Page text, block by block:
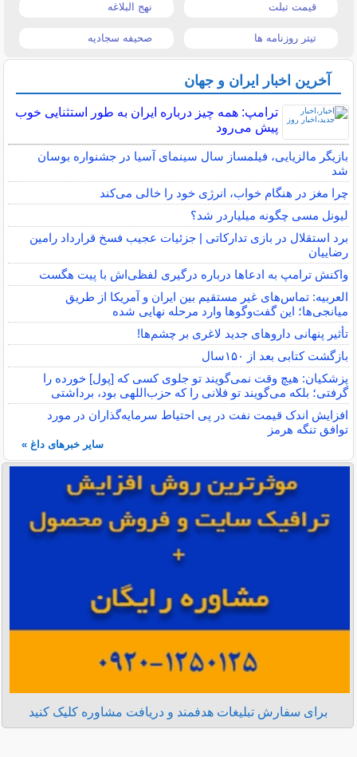
قیمت تبلت نهج البلاغه
تیتر روزنامه ها صحیفه سجادیه
آخرین اخبار ایران و جهان
ترامپ: همه چیز درباره ایران به طور استثنایی خوب
پیش می‌رود
بازیگر مالزیایی، فیلمساز سال سینمای آسیا در جشنواره بوسان
شد
چرا مغز در هنگام خواب، انرژی خود را خالی می‌کند
لیونل مسی چگونه میلیاردر شد؟
برد استقلال در بازی تدارکاتی | جزئیات عجیب فسخ قرارداد رامین
رضاییان
واکنش ترامپ به ادعاها درباره درگیری لفظی‌اش با پیت هگست
العربیه: تماس‌های غیر مستقیم بین ایران و آمریکا از طریق
میانجی‌ها؛ این گفت‌و‌گو‌ها وارد مرحله نهایی شده
تأثیر پنهانی داروهای جدید لاغری بر چشم‌ها!
بازگشت کتابی بعد از ۱۵۰سال
پزشکیان: هیچ وقت نمی‌گویند تو جلوی کسی که [پول] خورده را
گرفتی؛ بلکه می‌گویند تو فلانی را که حزب‌اللهی بود، برداشتی
افزایش اندک قیمت نفت در پی احتیاط سرمایه‌گذاران در مورد
توافق تنگه هرمز
سایر خبرهای داغ »
برای سفارش تبلیغات هدفمند و دریافت مشاوره کلیک کنید